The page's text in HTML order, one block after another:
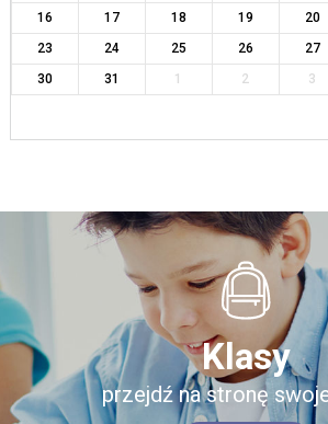
16
17 18 19 20
23
24 25 26 27
30
31 1 2 3
Klasy
przejdź na stronę